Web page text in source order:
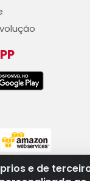
e de